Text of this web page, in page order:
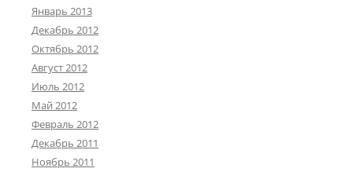
Январь 2013
Декабрь 2012
Октябрь 2012
Август 2012
Июль 2012
Май 2012
Февраль 2012
Декабрь 2011
Ноябрь 2011